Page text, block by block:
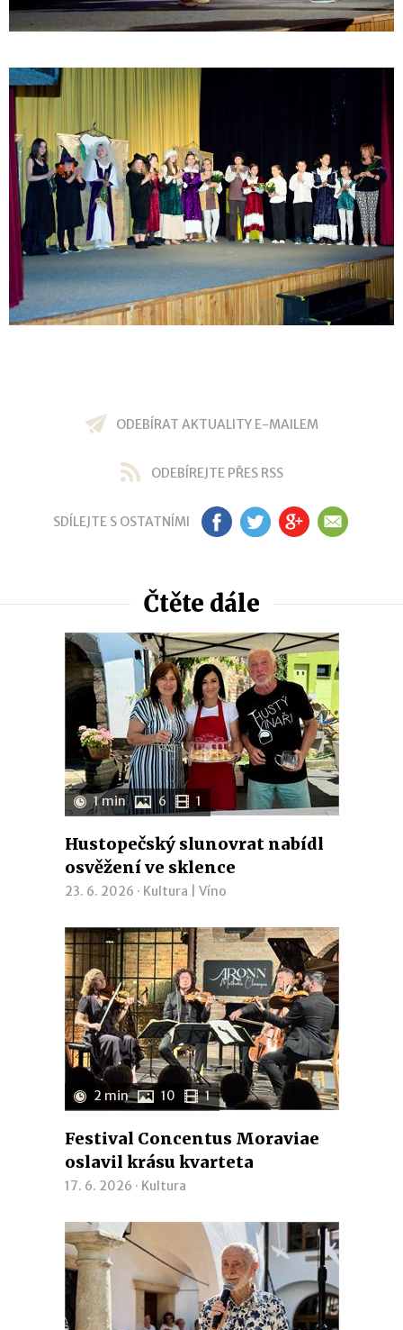
ODEBÍRAT AKTUALITY E-MAILEM
ODEBÍREJTE PŘES RSS
SDÍLEJTE S OSTATNÍMI FB TW GP EM
Čtěte dále
1 min 6 1
Hustopečský slunovrat nabídl
osvěžení ve sklence
23. 6. 2026 · Kultura Víno
2 min 10 1
Festival Concentus Moraviae
oslavil krásu kvarteta
17. 6. 2026 · Kultura